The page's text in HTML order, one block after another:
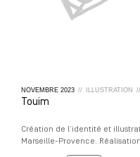
NOVEMBRE 2023 // ILLUSTRATION //
Touim
Création de l’identité et
Marseille-Provence.